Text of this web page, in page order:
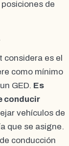
de
considera es el
como mínimo
GED. Es
conducir
vehículos de
que se asigne.
conducción